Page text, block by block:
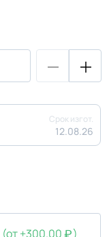
Срок изгот.
12.08.26
(от +300.00 )